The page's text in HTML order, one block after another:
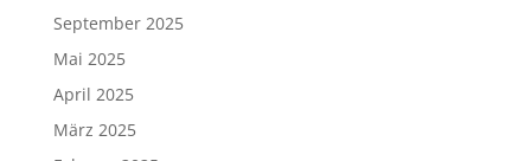
September 2025
Mai 2025
April 2025
März 2025